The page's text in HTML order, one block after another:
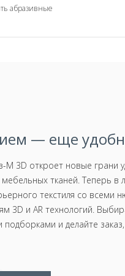
абразивные
— еще
3D откроет новые грани
мебельных тканей. Теперь
текстиля со всеми
3D и AR технологий.
подборками и делайте